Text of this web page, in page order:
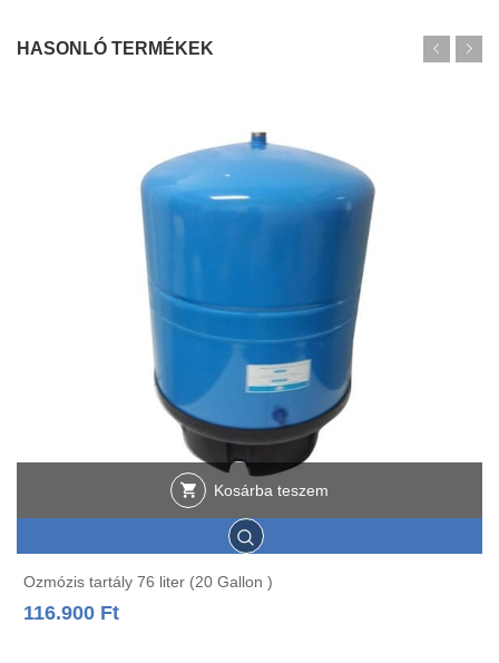
HASONLÓ TERMÉKEK
Kosárba teszem
Ozmózis tartály 76 liter (20 Gallon )
116.900 Ft